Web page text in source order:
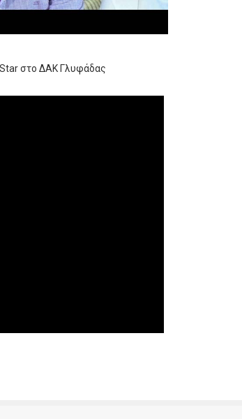
ανδρών ΕΣΚΑΝΑ Μανδραϊκός
Πανελευσινιακό στον τελικό αύριο με
η Φιλία Περάματος έφερε την σειρά στα
στο ΔΑΚ Γλυφάδας